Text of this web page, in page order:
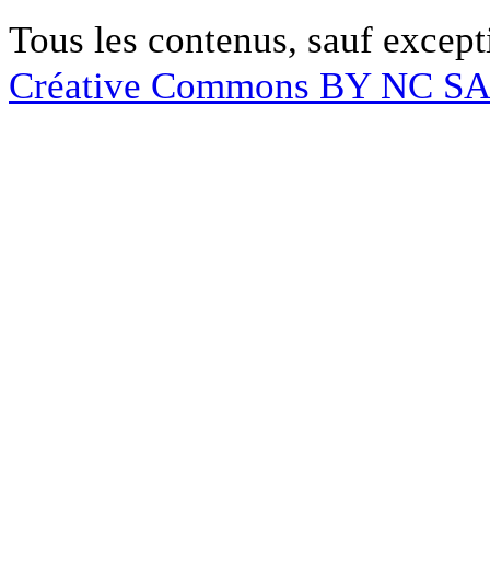
Tous les contenus, sauf
Créative Commons BY NC SA